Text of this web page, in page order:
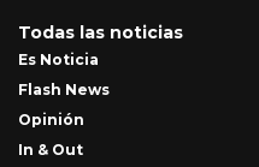
Todas las noticias
Es Noticia
Flash News
Opinión
In & Out